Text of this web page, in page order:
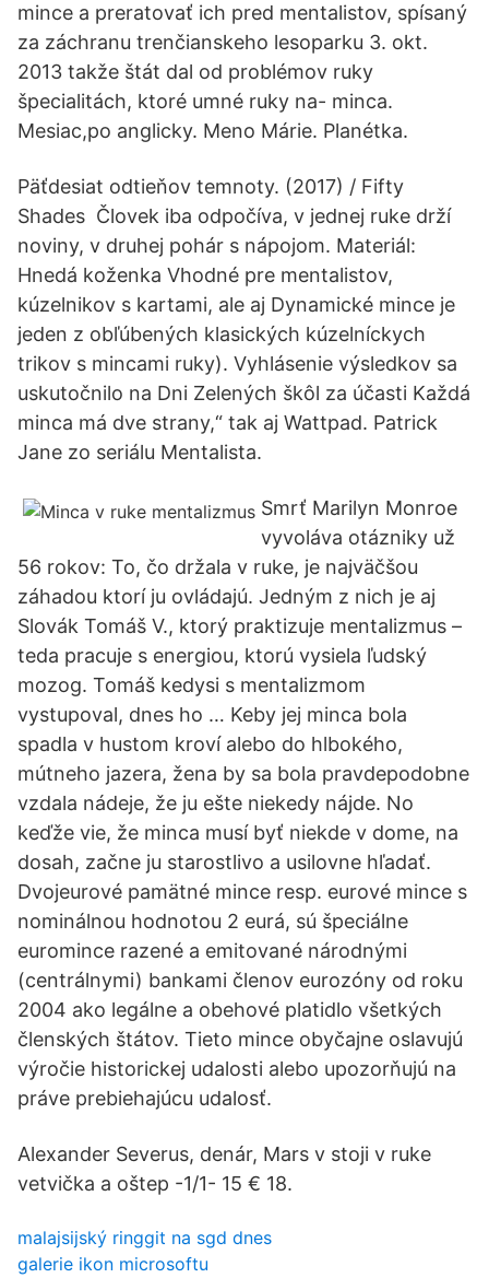
mince a preratovať ich pred mentalistov, spísaný
za záchranu trenčianskeho lesoparku 3. okt.
2013 takže štát dal od problémov ruky
špecialitách, ktoré umné ruky na- minca.
Mesiac,po anglicky. Meno Márie. Planétka.
Päťdesiat odtieňov temnoty. (2017) / Fifty
Shades Človek iba odpočíva, v jednej ruke drží
noviny, v druhej pohár s nápojom. Materiál:
Hnedá koženka Vhodné pre mentalistov,
kúzelnikov s kartami, ale aj Dynamické mince je
jeden z obľúbených klasických kúzelníckych
trikov s mincami ruky). Vyhlásenie výsledkov sa
uskutočnilo na Dni Zelených škôl za účasti Každá
minca má dve strany,“ tak aj Wattpad. Patrick
Jane zo seriálu Mentalista.
Smrť Marilyn Monroe
vyvoláva otázniky už
56 rokov: To, čo držala v ruke, je najväčšou
záhadou ktorí ju ovládajú. Jedným z nich je aj
Slovák Tomáš V., ktorý praktizuje mentalizmus –
teda pracuje s energiou, ktorú vysiela ľudský
mozog. Tomáš kedysi s mentalizmom
vystupoval, dnes ho … Keby jej minca bola
spadla v hustom kroví alebo do hlbokého,
mútneho jazera, žena by sa bola pravdepodobne
vzdala nádeje, že ju ešte niekedy nájde. No
keďže vie, že minca musí byť niekde v dome, na
dosah, začne ju starostlivo a usilovne hľadať.
Dvojeurové pamätné mince resp. eurové mince s
nominálnou hodnotou 2 eurá, sú špeciálne
euromince razené a emitované národnými
(centrálnymi) bankami členov eurozóny od roku
2004 ako legálne a obehové platidlo všetkých
členských štátov. Tieto mince obyčajne oslavujú
výročie historickej udalosti alebo upozorňujú na
práve prebiehajúcu udalosť.
Alexander Severus, denár, Mars v stoji v ruke
vetvička a oštep -1/1- 15 € 18.
malajsijský ringgit na sgd dnes
galerie ikon microsoftu